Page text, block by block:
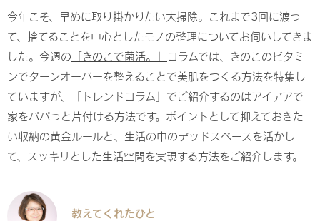
今年こそ、早めに取り掛かりたい大掃除。これまで3回に渡っ
て、捨てることを中心としたモノの整理についてお伺いしてきま
した。今週の 「きのこで菌活。」
コラムでは、きのこのビタミ
ンでターンオーバーを整えることで美肌をつくる方法を特集し
ていますが、「トレンドコラム」でご紹介するのはアイデアで
家をパパっと片付ける方法です。ポイントとして抑えておきた
い収納の黄金ルールと、生活の中のデッドスペースを活かし
て、スッキリとした生活空間を実現する方法をご紹介します。
教えてくれたひと